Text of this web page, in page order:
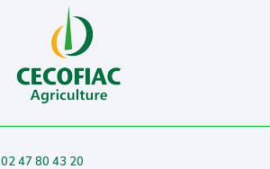
02 47 80 43 20